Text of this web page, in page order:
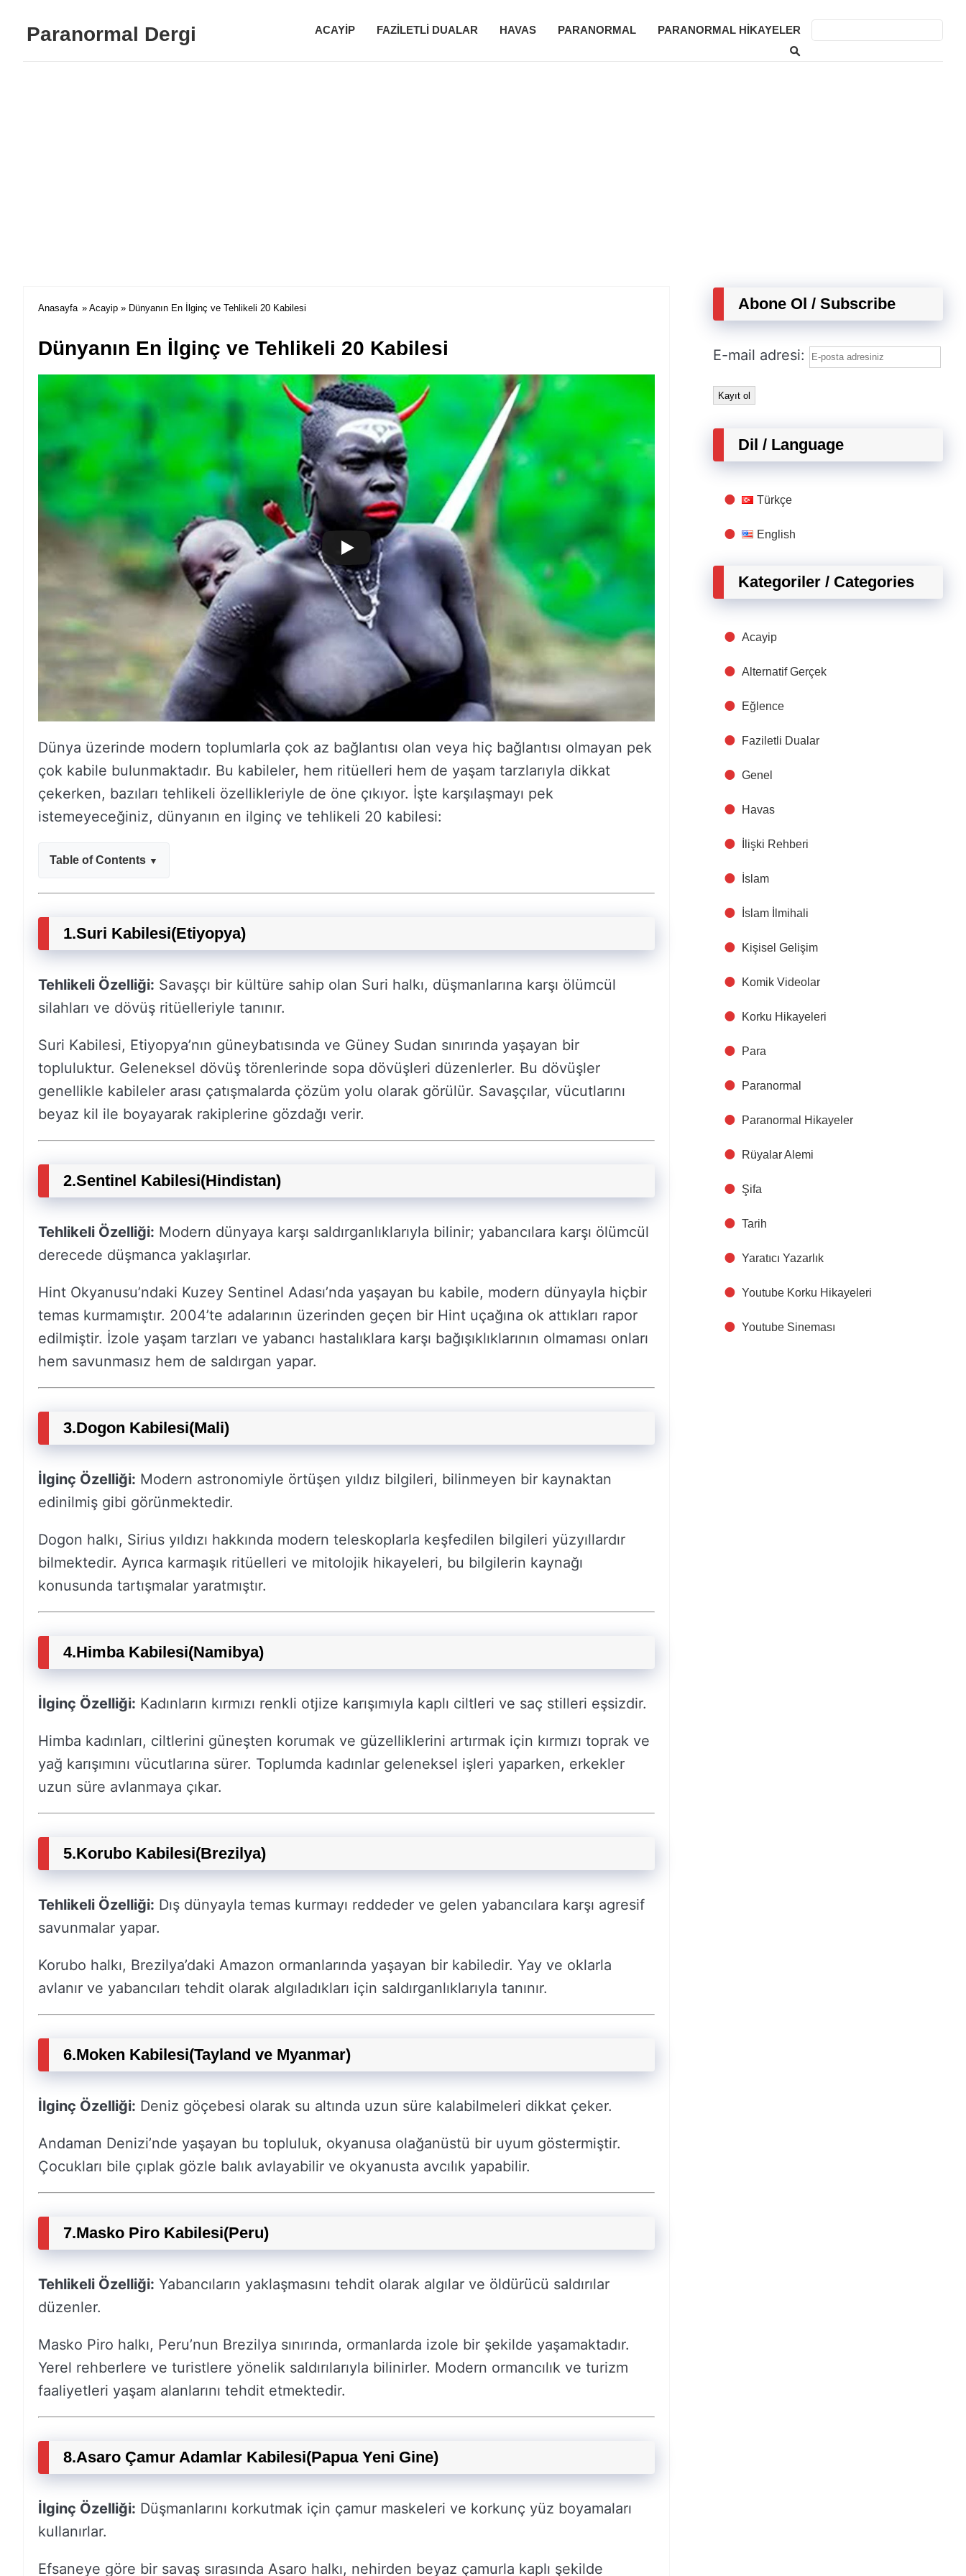
Paranormal Dergi ACAYIP FAZILETLI DUALAR HAVAS PARANORMAL PARANORMAL HIKAYELER
Anasayfa » Acayip » Dünyanın En İlginç ve Tehlikeli 20 Kabilesi
Dünyanın En İlginç ve Tehlikeli 20 Kabilesi
Dünya üzerinde modern toplumlarla çok az bağlantısı olan veya hiç bağlantısı olmayan pek
çok kabile bulunmaktadır. Bu kabileler, hem ritüelleri hem de yaşam tarzlarıyla dikkat
çekerken, bazıları tehlikeli özellikleriyle de öne çıkıyor. İşte karşılaşmayı pek
istemeyeceğiniz, dünyanın en ilginç ve tehlikeli 20 kabilesi:
Table of Contents
1.Suri Kabilesi(Etiyopya)
Tehlikeli Özelliği: Savaşçı bir kültüre sahip olan Suri halkı, düşmanlarına karşı ölümcül
silahları ve dövüş ritüelleriyle tanınır.
Suri Kabilesi, Etiyopya’nın güneybatısında ve Güney Sudan sınırında yaşayan bir
topluluktur. Geleneksel dövüş törenlerinde sopa dövüşleri düzenlerler. Bu dövüşler
genellikle kabileler arası çatışmalarda çözüm yolu olarak görülür. Savaşçılar, vücutlarını
beyaz kil ile boyayarak rakiplerine gözdağı verir.
2.Sentinel Kabilesi(Hindistan)
Tehlikeli Özelliği: Modern dünyaya karşı saldırganlıklarıyla bilinir; yabancılara karşı ölümcül
derecede düşmanca yaklaşırlar.
Hint Okyanusu’ndaki Kuzey Sentinel Adası’nda yaşayan bu kabile, modern dünyayla hiçbir
temas kurmamıştır. 2004’te adalarının üzerinden geçen bir Hint uçağına ok attıkları rapor
edilmiştir. İzole yaşam tarzları ve yabancı hastalıklara karşı bağışıklıklarının olmaması onları
hem savunmasız hem de saldırgan yapar.
3.Dogon Kabilesi(Mali)
İlginç Özelliği: Modern astronomiyle örtüşen yıldız bilgileri, bilinmeyen bir kaynaktan
edinilmiş gibi görünmektedir.
Dogon halkı, Sirius yıldızı hakkında modern teleskoplarla keşfedilen bilgileri yüzyıllardır
bilmektedir. Ayrıca karmaşık ritüelleri ve mitolojik hikayeleri, bu bilgilerin kaynağı
konusunda tartışmalar yaratmıştır.
4.Himba Kabilesi(Namibya)
İlginç Özelliği: Kadınların kırmızı renkli otjize karışımıyla kaplı ciltleri ve saç stilleri eşsizdir.
Himba kadınları, ciltlerini güneşten korumak ve güzelliklerini artırmak için kırmızı toprak ve
yağ karışımını vücutlarına sürer. Toplumda kadınlar geleneksel işleri yaparken, erkekler
uzun süre avlanmaya çıkar.
5.Korubo Kabilesi(Brezilya)
Tehlikeli Özelliği: Dış dünyayla temas kurmayı reddeder ve gelen yabancılara karşı agresif
savunmalar yapar.
Korubo halkı, Brezilya’daki Amazon ormanlarında yaşayan bir kabiledir. Yay ve oklarla
avlanır ve yabancıları tehdit olarak algıladıkları için saldırganlıklarıyla tanınır.
6.Moken Kabilesi(Tayland ve Myanmar)
İlginç Özelliği: Deniz göçebesi olarak su altında uzun süre kalabilmeleri dikkat çeker.
Andaman Denizi’nde yaşayan bu topluluk, okyanusa olağanüstü bir uyum göstermiştir.
Çocukları bile çıplak gözle balık avlayabilir ve okyanusta avcılık yapabilir.
7.Masko Piro Kabilesi(Peru)
Tehlikeli Özelliği: Yabancıların yaklaşmasını tehdit olarak algılar ve öldürücü saldırılar
düzenler.
Masko Piro halkı, Peru’nun Brezilya sınırında, ormanlarda izole bir şekilde yaşamaktadır.
Yerel rehberlere ve turistlere yönelik saldırılarıyla bilinirler. Modern ormancılık ve turizm
faaliyetleri yaşam alanlarını tehdit etmektedir.
8.Asaro Çamur Adamlar Kabilesi(Papua Yeni Gine)
İlginç Özelliği: Düşmanlarını korkutmak için çamur maskeleri ve korkunç yüz boyamaları
kullanırlar.
Efsaneye göre bir savaş sırasında Asaro halkı, nehirden beyaz çamurla kaplı şekilde
Abone Ol / Subscribe
E-mail adresi:
Dil / Language
Türkçe
English
Kategoriler / Categories
Acayip
Alternatif Gerçek
Eğlence
Faziletli Dualar
Genel
Havas
İlişki Rehberi
İslam
İslam İlmihali
Kişisel Gelişim
Komik Videolar
Korku Hikayeleri
Para
Paranormal
Paranormal Hikayeler
Rüyalar Alemi
Şifa
Tarih
Yaratıcı Yazarlık
Youtube Korku Hikayeleri
Youtube Sineması